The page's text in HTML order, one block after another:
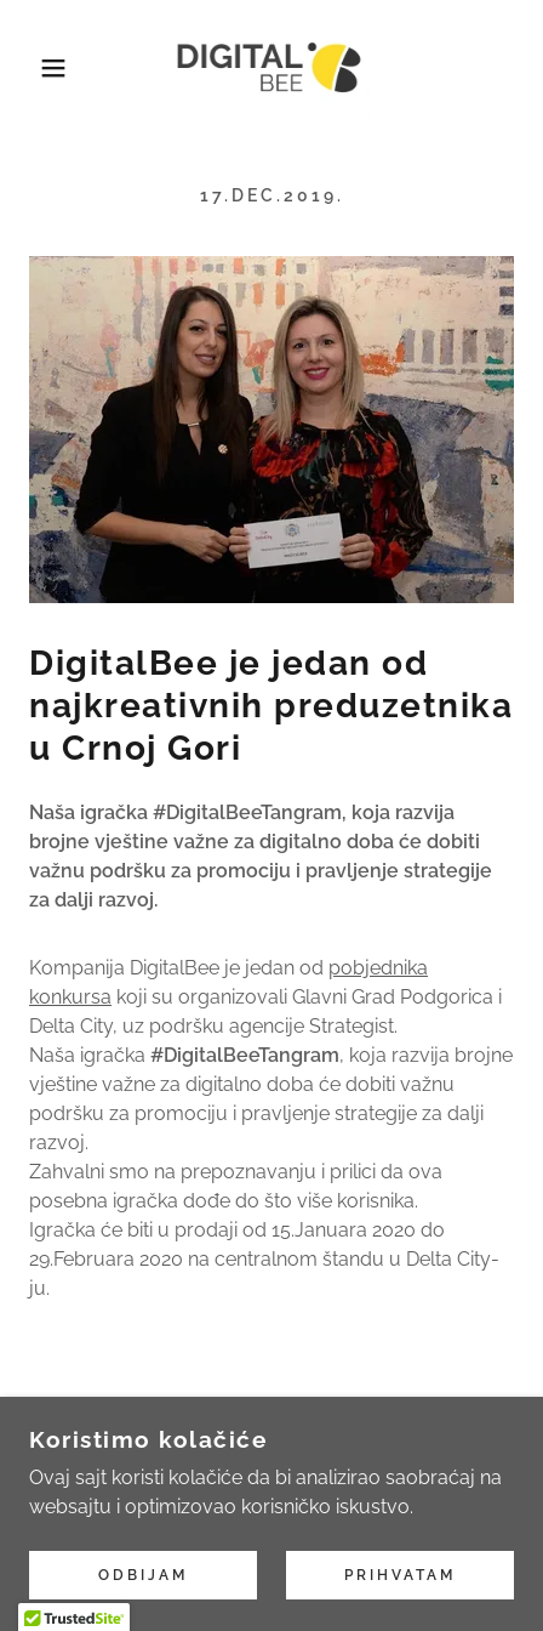
17.DEC.2019.
DigitalBee je jedan od
najkreativnih preduzetnika
u Crnoj Gori
Naša igračka #DigitalBeeTangram, koja razvija
brojne vještine važne za digitalno doba će dobiti
važnu podršku za promociju i pravljenje strategije
za dalji razvoj.
Kompanija DigitalBee je jedan od pobjednika
konkursa koji su organizovali Glavni Grad Podgorica i
Delta City, uz podršku agencije Strategist.
Naša igračka #DigitalBeeTangram, koja razvija brojne
vještine važne za digitalno doba će dobiti važnu
podršku za promociju i pravljenje strategije za dalji
razvoj.
Zahvalni smo na prepoznavanju i prilici da ova
posebna igračka dođe do što više korisnika.
Igračka će biti u prodaji od 15.Januara 2020 do
29.Februara 2020 na centralnom štandu u Delta City-
ju.
PRAVA ZADRŽANA.
Politika privatnosti
Koristimo kolačiće
Ovaj sajt koristi kolačiće da bi analizirao saobraćaj na
websajtu i optimizovao korisničko iskustvo.
ODBIJAM PRIHVATAM